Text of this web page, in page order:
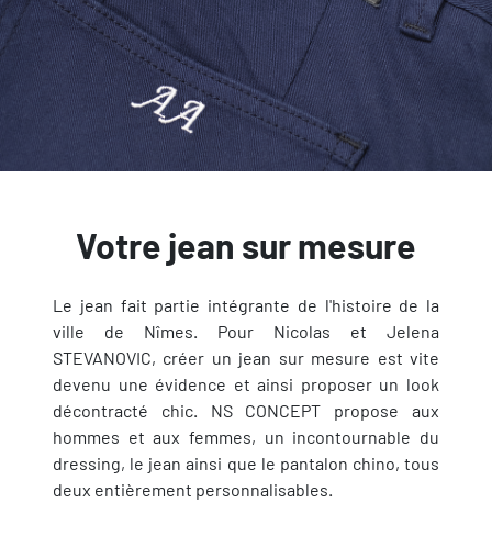
Votre jean sur mesure
Le jean fait partie intégrante de l'histoire de la
ville de Nîmes. Pour Nicolas et Jelena
STEVANOVIC, créer un jean sur mesure est vite
devenu une évidence et ainsi proposer un look
décontracté chic. NS CONCEPT propose aux
hommes et aux femmes, un incontournable du
dressing, le jean ainsi que le pantalon chino, tous
deux entièrement personnalisables.